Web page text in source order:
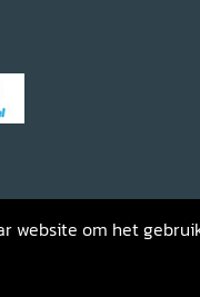
website om het